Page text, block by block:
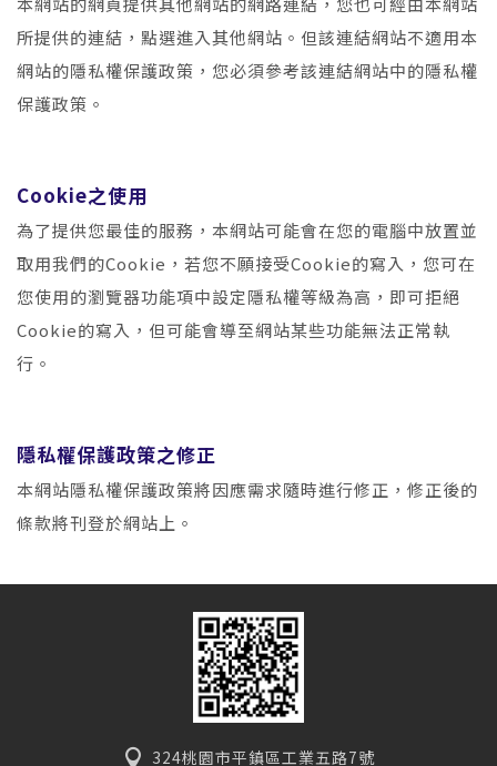
所提供的連結，點選進入其他網站。但該連結網站不適用本
網站的隱私權保護政策，您必須參考該連結網站中的隱私權
保護政策。
Cookie之使用
為了提供您最佳的服務，本網站可能會在您的電腦中放置並
取用我們的Cookie，若您不願接受Cookie的寫入，您可在
您使用的瀏覽器功能項中設定隱私權等級為高，即可拒絕
Cookie的寫入，但可能會導至網站某些功能無法正常執
行。
隱私權保護政策之修正
本網站隱私權保護政策將因應需求隨時進行修正，修正後的
條款將刊登於網站上。
324桃園市平鎮區工業五路7號